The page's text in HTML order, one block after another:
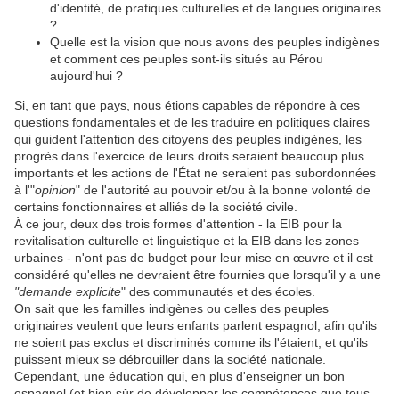
d'identité, de pratiques culturelles et de langues originaires
?
Quelle est la vision que nous avons des peuples indigènes
et comment ces peuples sont-ils situés au Pérou
aujourd'hui ?
Si, en tant que pays, nous étions capables de répondre à ces
questions fondamentales et de les traduire en politiques claires
qui guident l'attention des citoyens des peuples indigènes, les
progrès dans l'exercice de leurs droits seraient beaucoup plus
importants et les actions de l'État ne seraient pas subordonnées
à l'"opinion" de l'autorité au pouvoir et/ou à la bonne volonté de
certains fonctionnaires et alliés de la société civile.
À ce jour, deux des trois formes d'attention - la EIB pour la
revitalisation culturelle et linguistique et la EIB dans les zones
urbaines - n'ont pas de budget pour leur mise en œuvre et il est
considéré qu'elles ne devraient être fournies que lorsqu'il y a une
"demande explicite" des communautés et des écoles.
On sait que les familles indigènes ou celles des peuples
originaires veulent que leurs enfants parlent espagnol, afin qu'ils
ne soient pas exclus et discriminés comme ils l'étaient, et qu'ils
puissent mieux se débrouiller dans la société nationale.
Cependant, une éducation qui, en plus d'enseigner un bon